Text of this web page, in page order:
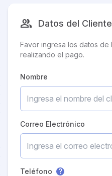
group Datos del Cliente
Favor ingresa los datos de
realizando el pago.
Nombre
Correo Electrónico
Teléfono ?